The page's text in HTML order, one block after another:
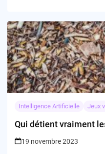
Intelligence Artificielle Jeux
Qui détient vraiment
19 novembre 2023